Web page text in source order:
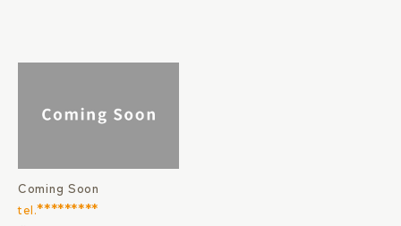
Coming Soon
tel.*********